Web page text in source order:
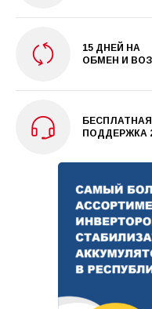
15 ДНЕЙ НА
ОБМЕН И
ПОДДЕРЖКА